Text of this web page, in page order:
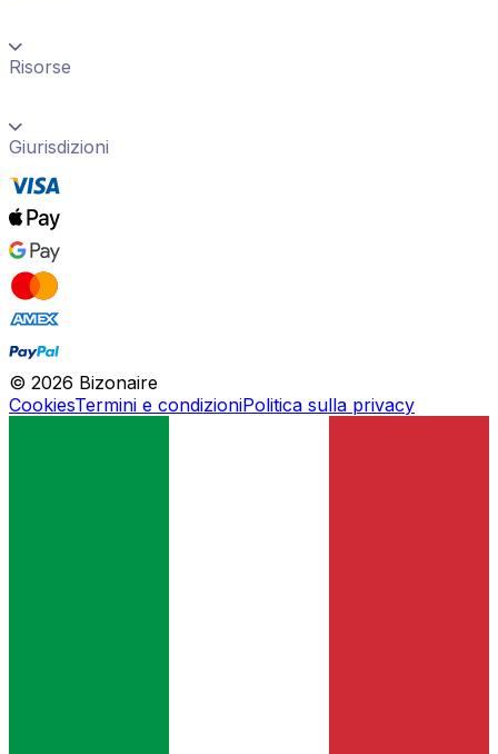
Risorse
Giurisdizioni
© 2026 Bizonaire
CookiesTermini e condizioniPolitica sulla privacy